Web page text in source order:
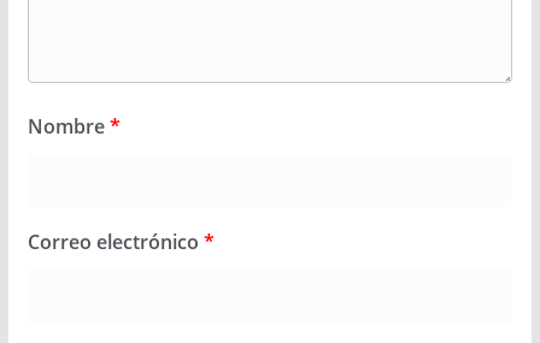
Nombre*
Correo electrónico *